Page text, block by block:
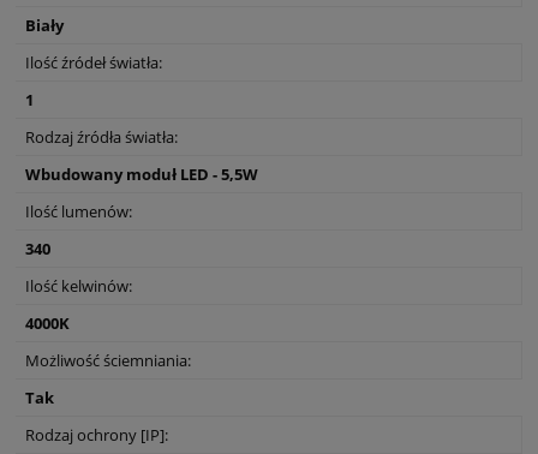
Biały
Ilość źródeł światła:
1
Rodzaj źródła światła:
Wbudowany moduł LED - 5,5W
Ilość lumenów:
340
Ilość kelwinów:
4000K
Możliwość ściemniania:
Tak
Rodzaj ochrony [IP]: